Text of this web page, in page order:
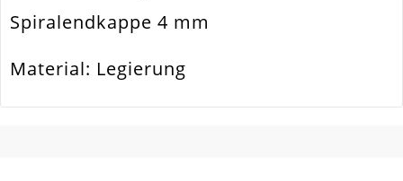
Spiralendkappe 4 mm
Material: Legierung